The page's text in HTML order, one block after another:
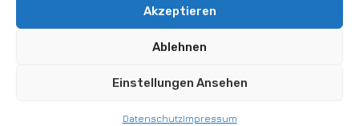
Akzeptieren
Ablehnen
Einstellungen Ansehen
DatenschutzImpressum